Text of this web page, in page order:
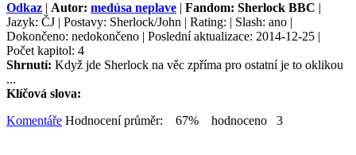
Odkaz | Autor: medúsa neplave | Fandom: Sherlock BBC |
Jazyk: ČJ | Postavy: Sherlock/John | Rating: | Slash: ano |
Dokončeno: nedokončeno | Poslední aktualizace: 2014-12-25 |
Počet kapitol: 4
Shrnutí: Když jde Sherlock na věc zpříma pro ostatní je to oklikou
...
Klíčová slova:
Komentáře Hodnocení průměr: 67% hodnoceno 3